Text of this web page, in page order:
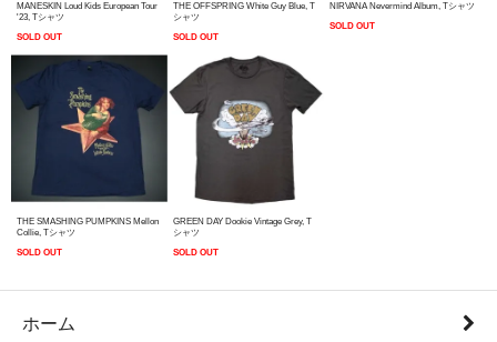
MANESKIN Loud Kids European Tour
'23, Tシャツ
SOLD OUT
THE OFFSPRING White Guy Blue, T
シャツ
SOLD OUT
NIRVANA Nevermind Album, Tシャツ
SOLD OUT
THE SMASHING PUMPKINS Mellon
Collie, Tシャツ
SOLD OUT
GREEN DAY Dookie Vintage Grey, T
シャツ
SOLD OUT
ホーム